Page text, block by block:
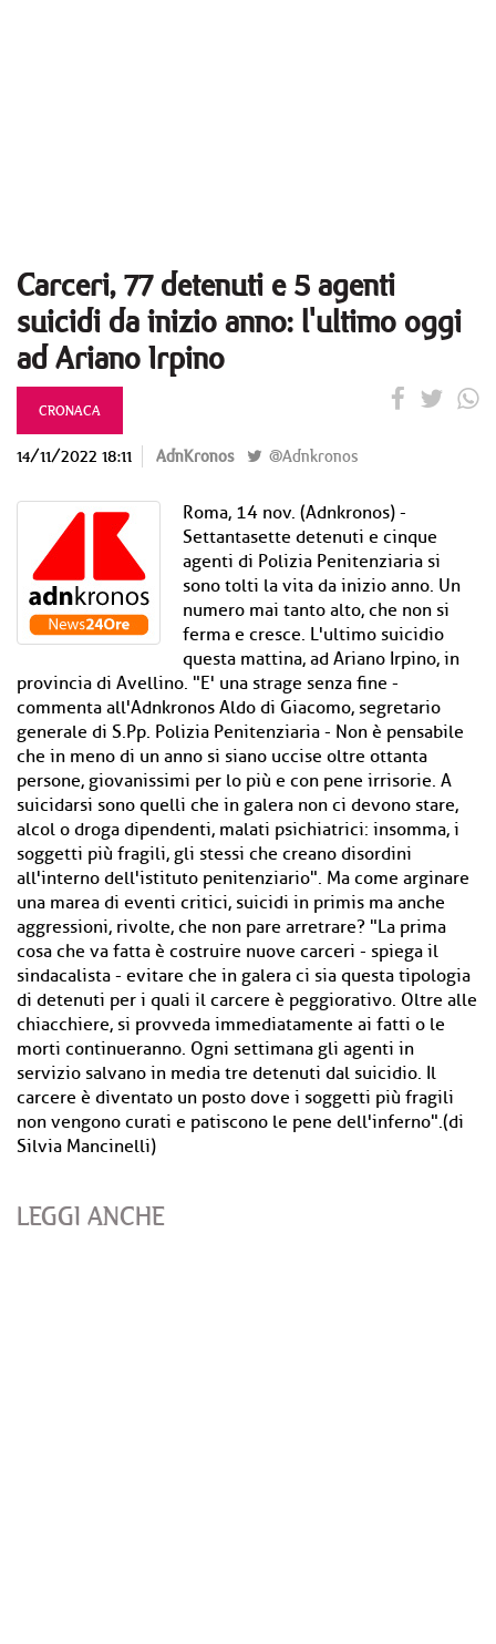
Carceri, 77 detenuti e 5 agenti
suicidi da inizio anno: l'ultimo oggi
ad Ariano Irpino
CRONACA
14/11/2022 18:11 AdnKronos @Adnkronos
Roma, 14 nov. (Adnkronos) -
Settantasette detenuti e cinque
agenti di Polizia Penitenziaria si
sono tolti la vita da inizio anno. Un
numero mai tanto alto, che non si
ferma e cresce. L'ultimo suicidio
questa mattina, ad Ariano Irpino, in
provincia di Avellino. "E' una strage senza fine -
commenta all'Adnkronos Aldo di Giacomo, segretario
generale di S.Pp. Polizia Penitenziaria - Non è pensabile
che in meno di un anno si siano uccise oltre ottanta
persone, giovanissimi per lo più e con pene irrisorie. A
suicidarsi sono quelli che in galera non ci devono stare,
alcol o droga dipendenti, malati psichiatrici: insomma, i
soggetti più fragili, gli stessi che creano disordini
all'interno dell'istituto penitenziario". Ma come arginare
una marea di eventi critici, suicidi in primis ma anche
aggressioni, rivolte, che non pare arretrare? "La prima
cosa che va fatta è costruire nuove carceri - spiega il
sindacalista - evitare che in galera ci sia questa tipologia
di detenuti per i quali il carcere è peggiorativo. Oltre alle
chiacchiere, si provveda immediatamente ai fatti o le
morti continueranno. Ogni settimana gli agenti in
servizio salvano in media tre detenuti dal suicidio. Il
carcere è diventato un posto dove i soggetti più fragili
non vengono curati e patiscono le pene dell'inferno".(di
Silvia Mancinelli)
LEGGI ANCHE